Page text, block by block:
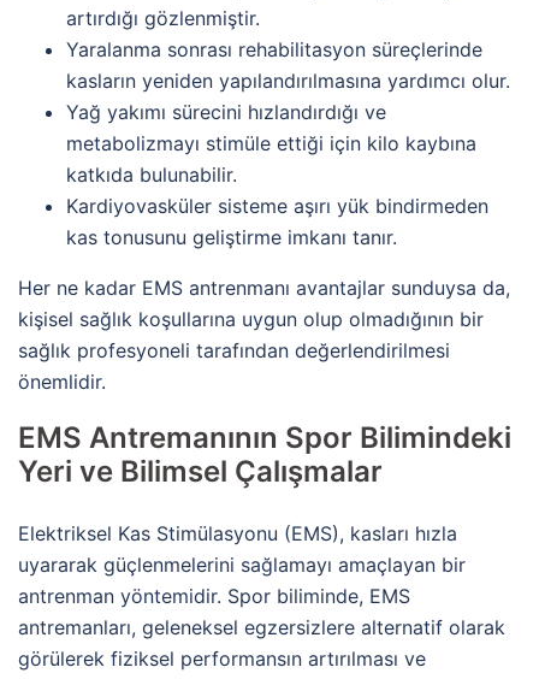
artırdığı gözlenmiştir.
Yaralanma sonrası rehabilitasyon süreçlerinde
kasların yeniden yapılandırılmasına yardımcı olur.
Yağ yakımı sürecini hızlandırdığı ve
metabolizmayı stimüle ettiği için kilo kaybına
katkıda bulunabilir.
Kardiyovasküler sisteme aşırı yük bindirmeden
kas tonusunu geliştirme imkanı tanır.
Her ne kadar EMS antrenmanı avantajlar sunduysa da,
kişisel sağlık koşullarına uygun olup olmadığının bir
sağlık profesyoneli tarafından değerlendirilmesi
önemlidir.
EMS Antremanının Spor Bilimindeki
Yeri ve Bilimsel Çalışmalar
Elektriksel Kas Stimülasyonu (EMS), kasları hızla
uyararak güçlenmelerini sağlamayı amaçlayan bir
antrenman yöntemidir. Spor biliminde, EMS
antremanları, geleneksel egzersizlere alternatif olarak
görülerek fiziksel performansın artırılması ve